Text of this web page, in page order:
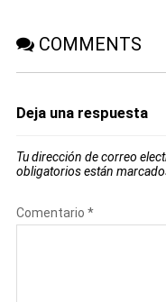
COMMENTS
Deja una respuesta
Tu dirección de correo
obligatorios están
Comentario *